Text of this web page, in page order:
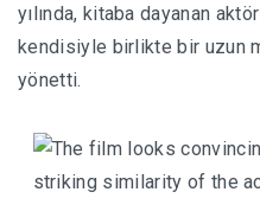
yılında, kitaba dayanan
kendisiyle birlikte bir uzun
yönetti.